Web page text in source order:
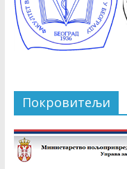
Покровитељи